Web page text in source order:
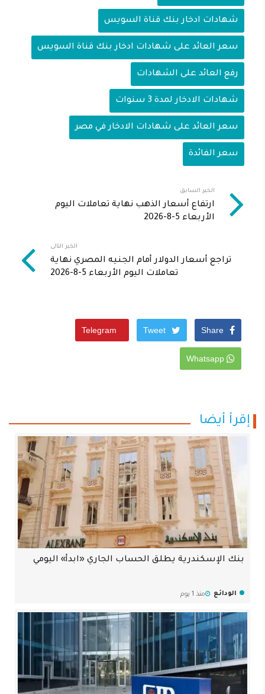
شهادات ادخار بنك قناة السويس
سعر العائد على شهادات ادخار بنك قناة السويس
رفع العائد على الشهادات
شهادات الادخار لمدة 3 سنوات
سعر العائد على شهادات الادخار في مصر
سعر الفائدة
الخبر السابق
ارتفاع أسعار الذهب نهاية تعاملات اليوم
الأربعاء 5-8-2026
الخبر التالى
تراجع أسعار الدولار أمام الجنيه المصري نهاية
تعاملات اليوم الأربعاء 5-8-2026
إقرأ أيضا
بنك الإسكندرية يطلق الحساب الجاري «ابدأ» اليومي
الودائع منذ 1 يوم